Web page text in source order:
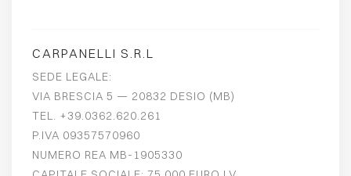
CARPANELLI S.R.L
SEDE LEGALE:
VIA BRESCIA 5 — 20832 DESIO (MB)
TEL. +39.0362.620.261
P.IVA 09357570960
NUMERO REA MB-1905330